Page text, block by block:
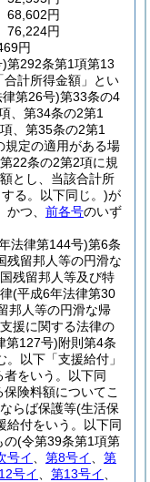
68,602円
76,224円
円
第292条第1項第13
合計所得金額」とい
第26号)第33条の4
、第34条の2第1
、第35条の2第1
規定の適用がある場
22条の2第2項に規
とし、当該合計所
る。以下同じ。)が
つ、 前各号のいず
法律第144号)第6条
残留邦人等の円滑な
残留邦人等及び特
(平成6年法律第30
邦人等の円滑な帰
援に関する法律の
第127号)附則第4条
以下「支援給付」
をいう。以下同
険料額についてこ
らば保護等(生活保
給付をいう。以下同
の(令第39条第1項第
号イ 第8号イ
第
号イ 第13号イ